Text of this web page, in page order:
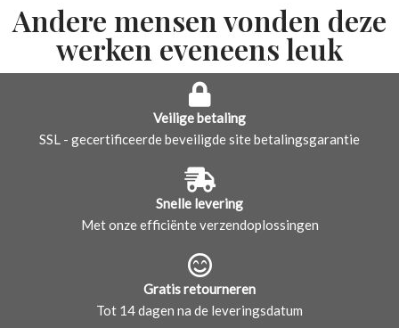
Andere mensen vonden deze
werken eveneens leuk
Veilige betaling
SSL - gecertificeerde beveiligde site betalingsgarantie
Snelle levering
Met onze efficiënte verzendoplossingen
Gratis retourneren
Tot 14 dagen na de leveringsdatum